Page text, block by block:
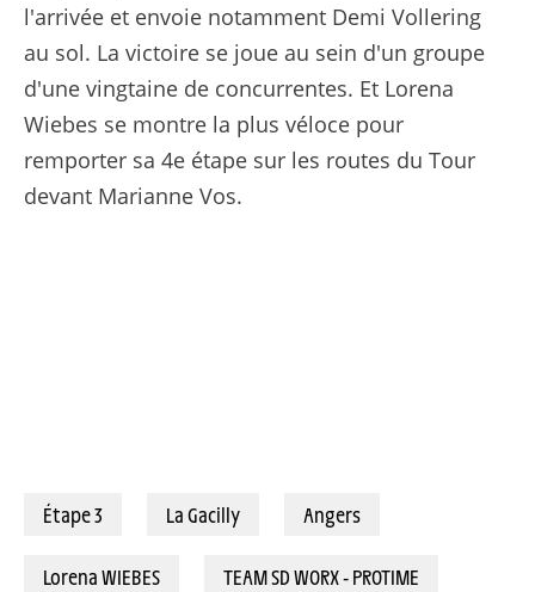
l'arrivée et envoie notamment Demi Vollering
au sol. La victoire se joue au sein d'un groupe
d'une vingtaine de concurrentes. Et Lorena
Wiebes se montre la plus véloce pour
remporter sa 4e étape sur les routes du Tour
devant Marianne Vos.
Étape 3 La Gacilly Angers
Lorena WIEBES TEAM SD WORX - PROTIME